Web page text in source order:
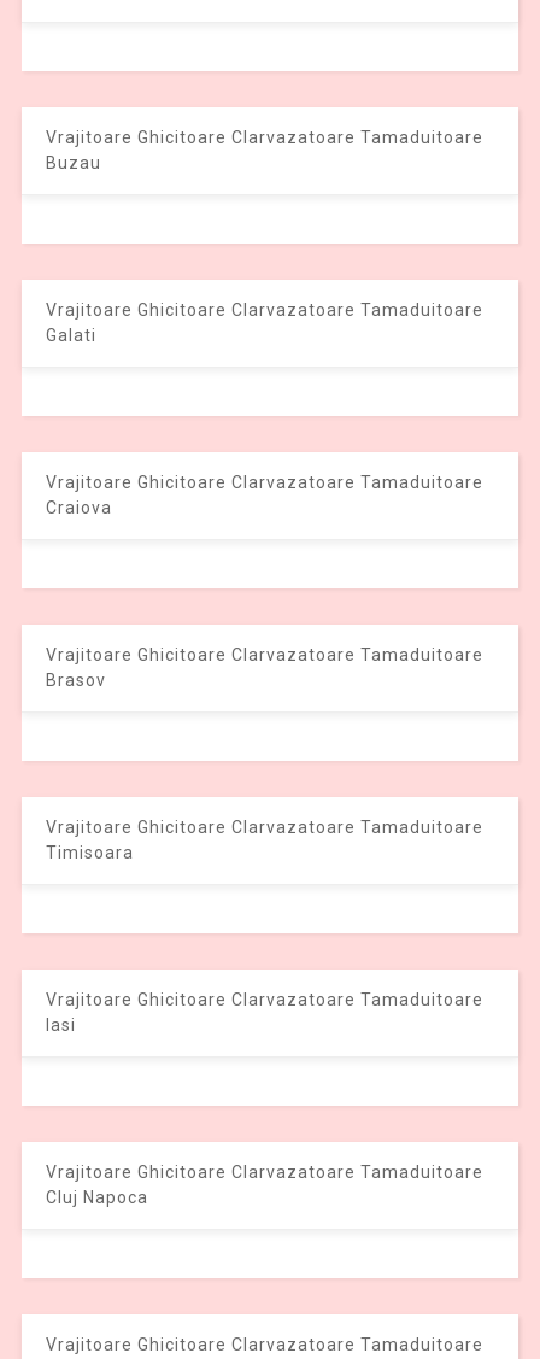
Vrajitoare Ghicitoare Clarvazatoare Tamaduitoare
Buzau
Vrajitoare Ghicitoare Clarvazatoare Tamaduitoare
Galati
Vrajitoare Ghicitoare Clarvazatoare Tamaduitoare
Craiova
Vrajitoare Ghicitoare Clarvazatoare Tamaduitoare
Brasov
Vrajitoare Ghicitoare Clarvazatoare Tamaduitoare
Timisoara
Vrajitoare Ghicitoare Clarvazatoare Tamaduitoare
Iasi
Vrajitoare Ghicitoare Clarvazatoare Tamaduitoare
Cluj Napoca
Vrajitoare Ghicitoare Clarvazatoare Tamaduitoare